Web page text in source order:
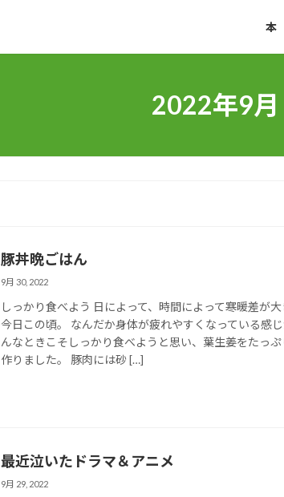
本
2022年9月
豚丼晩ごはん
9月 30, 2022
しっかり食べよう 日によって、時間によって寒暖差が
今日この頃。 なんだか身体が疲れやすくなっている感
んなときこそしっかり食べようと思い、葉生姜をたっ
作りました。 豚肉には砂 […]
最近泣いたドラマ＆アニメ
9月 29, 2022